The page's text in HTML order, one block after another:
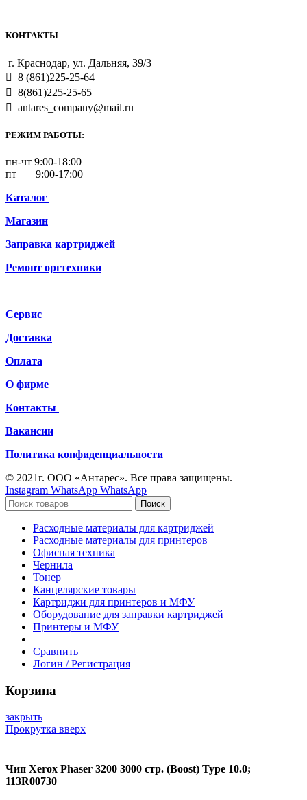
КОНТАКТЫ
г. Краснодар, ул. Дальняя, 39/3
8 (861)225-25-64
8(861)225-25-65
antares_company@mail.ru
РЕЖИМ РАБОТЫ:
пн-чт 9:00-18:00
пт 9:00-17:00
Каталог
Магазин
Заправка картриджей
Ремонт оргтехники
Сервис
Доставка
Оплата
О фирме
Контакты
Вакансии
Политика конфиденциальности
© 2021г. ООО «Антарес». Все права защищены.
Instagram WhatsApp WhatsApp
Поиск
Расходные материалы для картриджей
Расходные материалы для принтеров
Офисная техника
Чернила
Тонер
Канцелярские товары
Картриджи для принтеров и МФУ
Оборудование для заправки картриджей
Принтеры и МФУ
Сравнить
Логин / Регистрация
Корзина
закрыть
Прокрутка вверх
Чип Xerox Phaser 3200 3000 стр. (Boost) Type 10.0;
113R00730